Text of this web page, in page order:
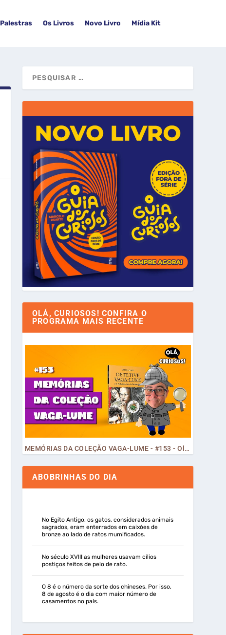
Palestras Os Livros Novo Livro Mídia Kit
OLÁ, CURIOSOS! CONFIRA O
PROGRAMA MAIS RECENTE
MEMÓRIAS DA COLEÇÃO VAGA-LUME - #153 - Olá, Curiosos! 2023
ABOBRINHAS DO DIA
No Egito Antigo, os gatos, considerados animais
sagrados, eram enterrados em caixões de
bronze ao lado de ratos mumificados.
No século XVIII as mulheres usavam cílios
postiços feitos de pelo de rato.
O 8 é o número da sorte dos chineses. Por isso,
8 de agosto é o dia com maior número de
casamentos no país.